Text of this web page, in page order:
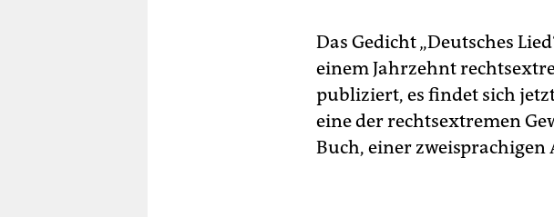
Das Gedicht „Deutsches
einem Jahrzehnt
publiziert, es findet sich
eine der rechtsextremen
Buch, einer